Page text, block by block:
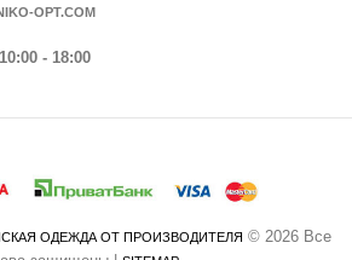
OPT.COM
- 18:00
ОДЕЖДА ОТ ПРОИЗВОДИТЕЛЯ © 2026 Все